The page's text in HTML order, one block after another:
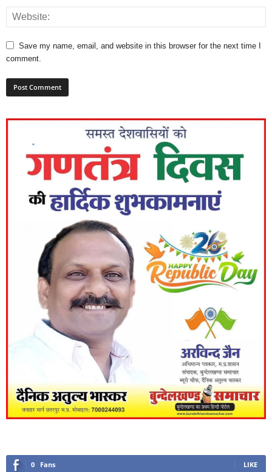
Save my name, email, and website in this browser for the next time I
comment.
0 Fans LIKE